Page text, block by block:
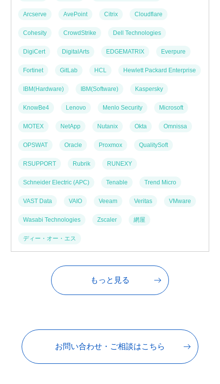
Arcserve AvePoint Citrix Cloudflare
Cohesity CrowdStrike Dell Technologies
DigiCert DigitalArts EDGEMATRIX Everpure
Fortinet GitLab HCL Hewlett Packard Enterprise
IBM(Hardware) IBM(Software) Kaspersky
KnowBe4 Lenovo Menlo Security Microsoft
MOTEX NetApp Nutanix Okta Omnissa
OPSWAT Oracle Proxmox QualitySoft
RSUPPORT Rubrik RUNEXY
Schneider Electric (APC) Tenable Trend Micro
VAST Data VAIO Veeam Veritas VMware
Wasabi Technologies Zscaler 網屋
ディー・オー・エス
もっと見る
お問い合わせ・ご相談はこちら